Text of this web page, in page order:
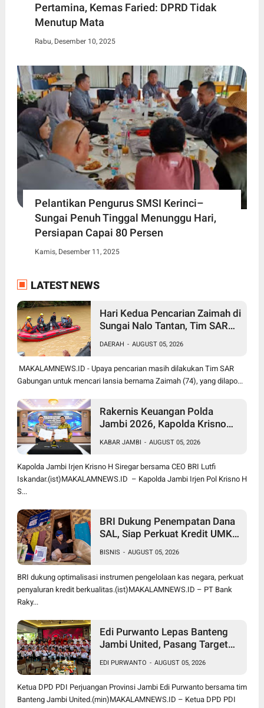
Pertamina, Kemas Faried: DPRD Tidak
Menutup Mata
Rabu, Desember 10, 2025
Pelantikan Pengurus SMSI Kerinci–
Sungai Penuh Tinggal Menunggu Hari,
Persiapan Capai 80 Persen
Kamis, Desember 11, 2025
LATEST NEWS
Hari Kedua Pencarian Zaimah di
Sungai Nalo Tantan, Tim SAR
Pencarian
DAERAH - AUGUST 05, 2026
MAKALAMNEWS.ID - Upaya pencarian masih dilakukan Tim SAR
Gabungan untuk mencari lansia bernama Zaimah (74), yang dilapo...
Rakernis Keuangan Polda
Jambi 2026, Kapolda Krisno
Keuangan yang Transparan
KABAR JAMBI - AUGUST 05, 2026
Kapolda Jambi Irjen Krisno H Siregar bersama CEO BRI Lutfi
Iskandar.(ist)MAKALAMNEWS.ID – Kapolda Jambi Irjen Pol Krisno H
S...
BRI Dukung Penempatan Dana
SAL, Siap Perkuat Kredit UMKM
BISNIS - AUGUST 05, 2026
BRI dukung optimalisasi instrumen pengelolaan kas negara, perkuat
penyaluran kredit berkualitas.(ist)MAKALAMNEWS.ID – PT Bank
Raky...
Edi Purwanto Lepas Banteng
Jambi United, Pasang Target
EDI PURWANTO - AUGUST 05, 2026
Ketua DPD PDI Perjuangan Provinsi Jambi Edi Purwanto bersama tim
Banteng Jambi United.(min)MAKALAMNEWS.ID – Ketua DPD PDI